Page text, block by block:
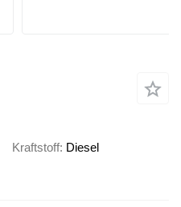
Kraftstoff Diesel